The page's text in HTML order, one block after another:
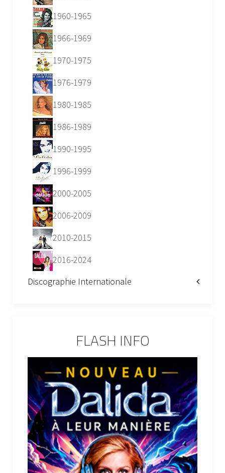
1960-1965
1966-1969
1970-1975
1976-1979
1980-1985
1986-1989
1990-1995
1996-1999
2000-2005
2006-2009
2010-2015
2016-2024
Discographie Internationale
FLASH INFO